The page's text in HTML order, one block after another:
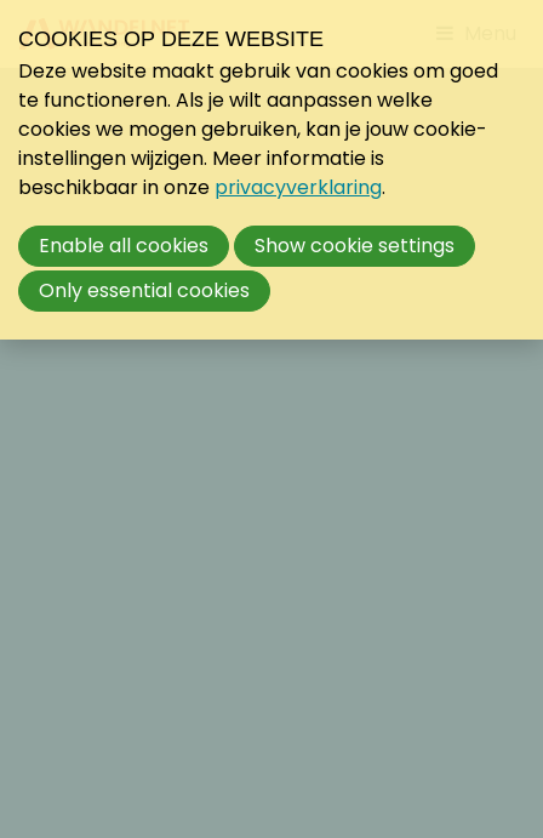
to
COOKIES OP DEZE WEBSITE
Deze website maakt gebruik van cookies om goed
te functioneren. Als je wilt aanpassen welke
cookies we mogen gebruiken, kan je jouw cookie-
instellingen wijzigen. Meer informatie is
beschikbaar in onze privacyverklaring.
Enable all cookies
Show cookie settings
Only essential cookies